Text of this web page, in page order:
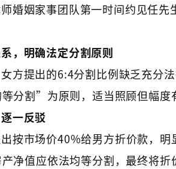
婚姻家事团队第一时间约见任
，明确法定分割原则
方提出的6:4分割比例缺乏充分
分割”为原则，适当照顾但幅度
一反驳
按市场价40%给男方折价款，
净值应依法均等分割，最终将折